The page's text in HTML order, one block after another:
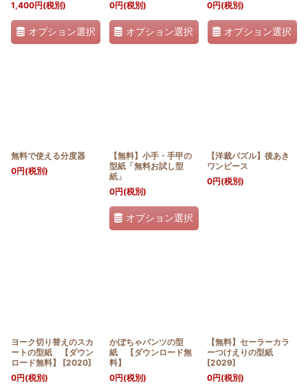
1,400円(税別)
オプション選択
0円(税別)
オプション選択
0円(税別)
オプション選択
無料で使える分度器
0円(税別)
【無料】小手・手甲の
型紙「無料お試し型
紙」
0円(税別)
オプション選択
【洋裁パズル】後あき
ワンピース
0円(税別)
ヨーク切り替えのスカ
ートの型紙 【ダウン
ロード無料】
[2020]
0円(税別)
かぼちゃパンツの型
紙 【ダウンロード無
料】
0円(税別)
【無料】セーラーカラ
ーつけえりの型紙
[2029]
0円(税別)